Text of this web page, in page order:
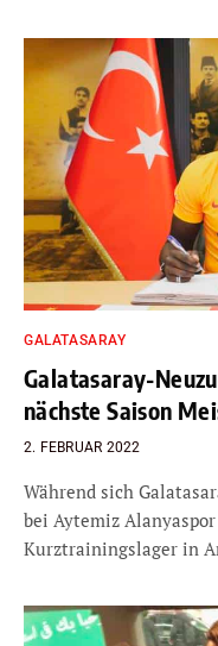
GALATASARAY
Galatasaray-
nächste Saison
2. FEBRUAR 2022
Während sich
bei Aytemiz
Kurztrainingslager in